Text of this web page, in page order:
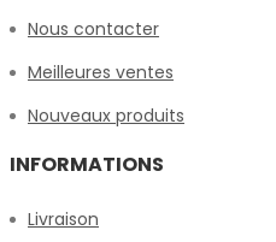
Nous contacter
Meilleures ventes
Nouveaux produits
INFORMATIONS
Livraison